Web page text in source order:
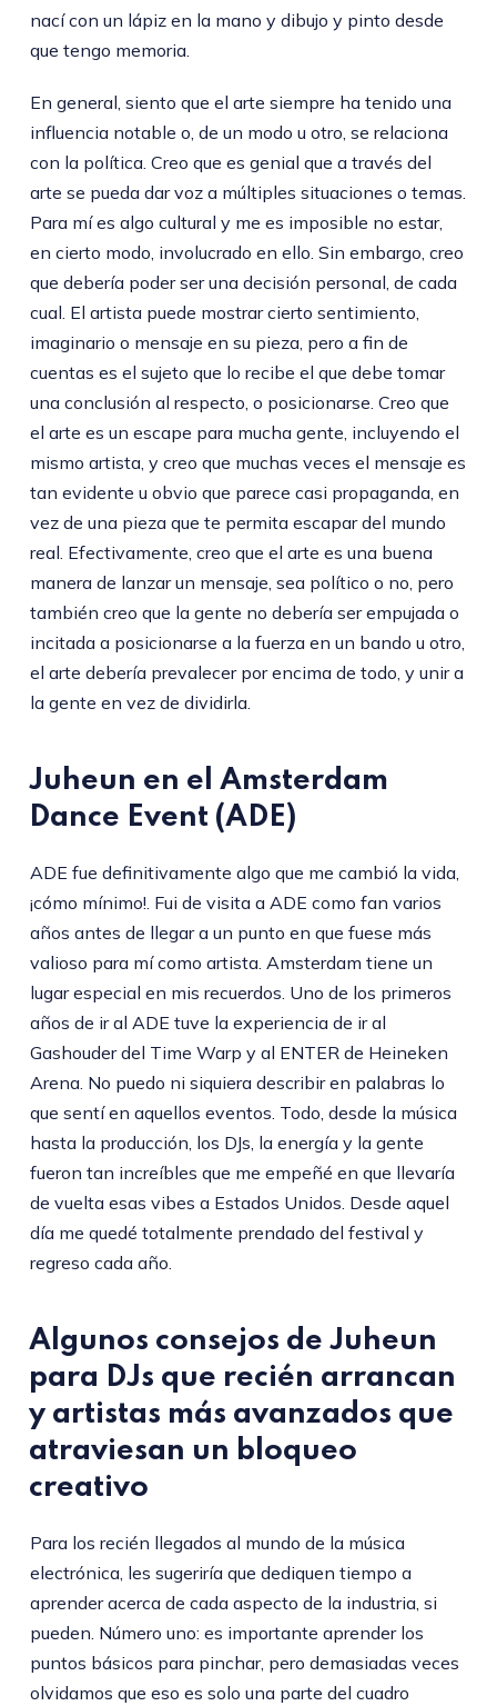
nací con un lápiz en la mano y dibujo y pinto desde
que tengo memoria.
En general, siento que el arte siempre ha tenido una
influencia notable o, de un modo u otro, se relaciona
con la política. Creo que es genial que a través del
arte se pueda dar voz a múltiples situaciones o temas.
Para mí es algo cultural y me es imposible no estar,
en cierto modo, involucrado en ello. Sin embargo, creo
que debería poder ser una decisión personal, de cada
cual. El artista puede mostrar cierto sentimiento,
imaginario o mensaje en su pieza, pero a fin de
cuentas es el sujeto que lo recibe el que debe tomar
una conclusión al respecto, o posicionarse. Creo que
el arte es un escape para mucha gente, incluyendo el
mismo artista, y creo que muchas veces el mensaje es
tan evidente u obvio que parece casi propaganda, en
vez de una pieza que te permita escapar del mundo
real. Efectivamente, creo que el arte es una buena
manera de lanzar un mensaje, sea político o no, pero
también creo que la gente no debería ser empujada o
incitada a posicionarse a la fuerza en un bando u otro,
el arte debería prevalecer por encima de todo, y unir a
la gente en vez de dividirla.
Juheun en el Amsterdam
Dance Event (ADE)
ADE fue definitivamente algo que me cambió la vida,
¡cómo mínimo!. Fui de visita a ADE como fan varios
años antes de llegar a un punto en que fuese más
valioso para mí como artista. Amsterdam tiene un
lugar especial en mis recuerdos. Uno de los primeros
años de ir al ADE tuve la experiencia de ir al
Gashouder del Time Warp y al ENTER de Heineken
Arena. No puedo ni siquiera describir en palabras lo
que sentí en aquellos eventos. Todo, desde la música
hasta la producción, los DJs, la energía y la gente
fueron tan increíbles que me empeñé en que llevaría
de vuelta esas vibes a Estados Unidos. Desde aquel
día me quedé totalmente prendado del festival y
regreso cada año.
Algunos consejos de Juheun
para DJs que recién arrancan
y artistas más avanzados que
atraviesan un bloqueo
creativo
Para los recién llegados al mundo de la música
electrónica, les sugeriría que dediquen tiempo a
aprender acerca de cada aspecto de la industria, si
pueden. Número uno: es importante aprender los
puntos básicos para pinchar, pero demasiadas veces
olvidamos que eso es solo una parte del cuadro